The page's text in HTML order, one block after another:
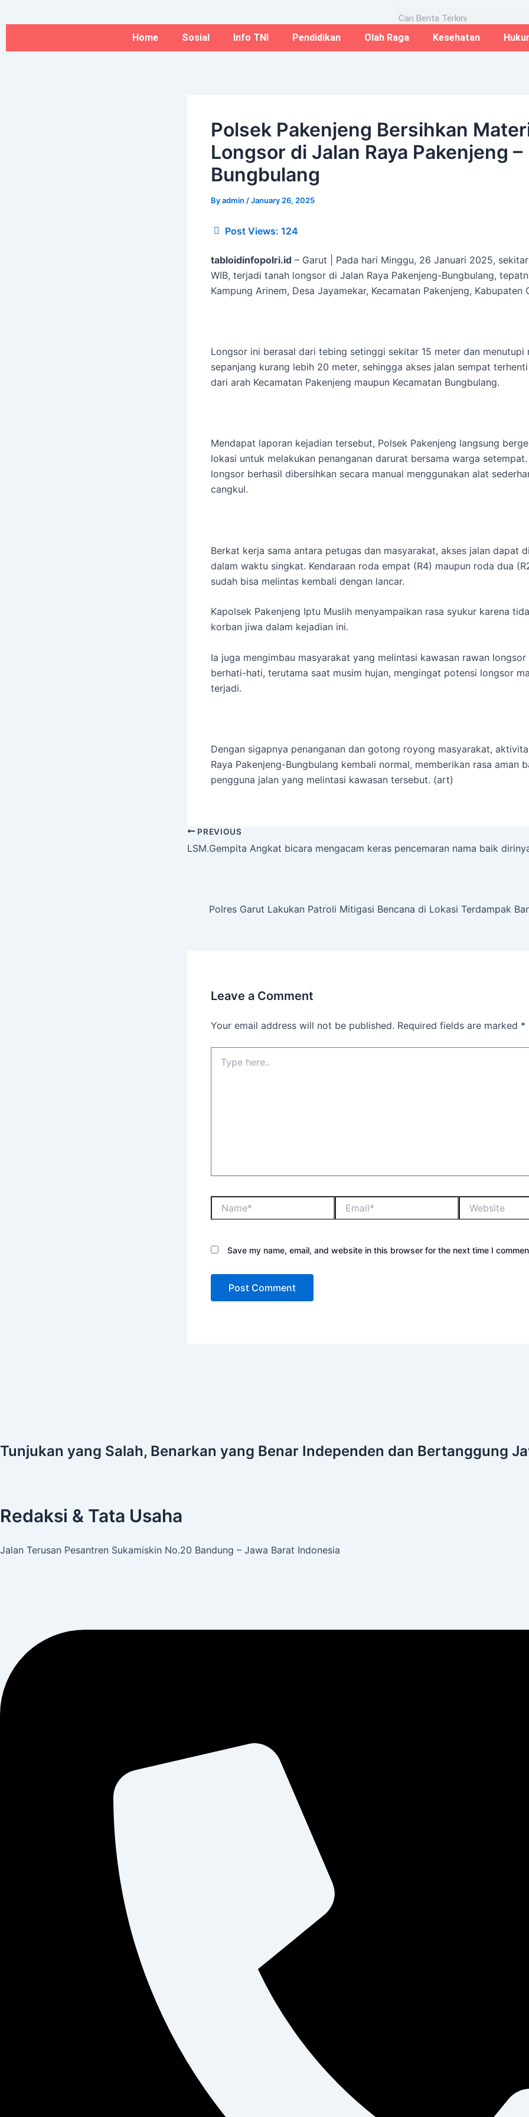
to
Home Sosial Info TNI Pendidikan Olah Raga Kesehatan
Polsek Pakenjeng Bersihkan
Longsor di Jalan Raya Pakenjeng –
Bungbulang
Byadmin /January 26, 2025
Post Views: 124
tabloidinfopolri.id – Garut | Pada hari Minggu, 26 Januari 2025,
WIB, terjadi tanah longsor di Jalan Raya Pakenjeng-Bungbulang,
Kampung Arinem, Desa Jayamekar, Kecamatan Pakenjeng, Kabupaten
Longsor ini berasal dari tebing setinggi sekitar 15 meter dan menutupi
sepanjang kurang lebih 20 meter, sehingga akses jalan sempat
dari arah Kecamatan Pakenjeng maupun Kecamatan Bungbulang.
Mendapat laporan kejadian tersebut, Polsek Pakenjeng langsung
lokasi untuk melakukan penanganan darurat bersama warga
longsor berhasil dibersihkan secara manual menggunakan alat
cangkul.
Berkat kerja sama antara petugas dan masyarakat, akses jalan dapat
dalam waktu singkat. Kendaraan roda empat (R4) maupun roda dua
sudah bisa melintas kembali dengan lancar.
Kapolsek Pakenjeng Iptu Muslih menyampaikan rasa syukur karena
korban jiwa dalam kejadian ini.
Ia juga mengimbau masyarakat yang melintasi kawasan rawan
berhati-hati, terutama saat musim hujan, mengingat potensi longsor
terjadi.
Dengan sigapnya penanganan dan gotong royong masyarakat,
Raya Pakenjeng-Bungbulang kembali normal, memberikan rasa aman
pengguna jalan yang melintasi kawasan tersebut. (art)
PREVIOUS
LSM.Gempita Angkat bicara mengacam keras pencemaran nama baik
Polres Garut Lakukan Patroli Mitigasi Bencana di Lokasi Terdampak
Leave a Comment
Your email address will not be published. Required fields are marked *
Save my name, email, and website in this browser for the next time I
Tunjukan yang Salah, Benarkan yang Benar Independen dan Bertanggung
Redaksi & Tata Usaha
Jalan Terusan Pesantren Sukamiskin No.20 Bandung – Jawa Barat Indonesia